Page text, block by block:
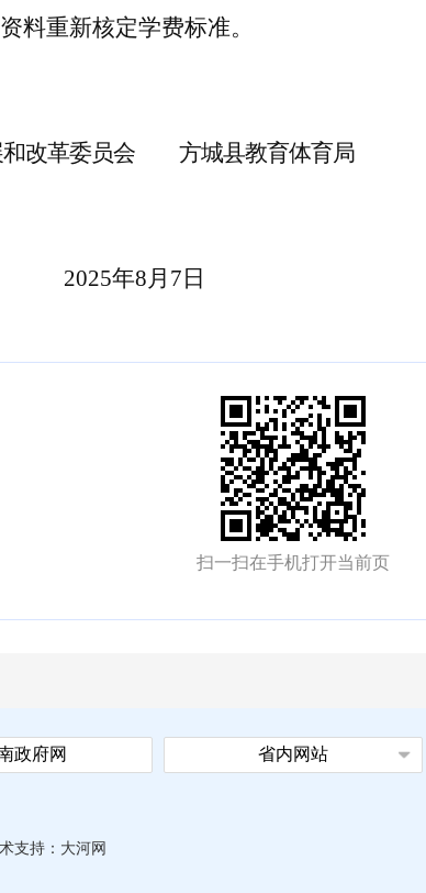
料重新核定学费标准。
委员会 方城县教育体育局
2025年8月7日
扫一扫在手机打开当前页
政府网 省内网站
支持： 大河网